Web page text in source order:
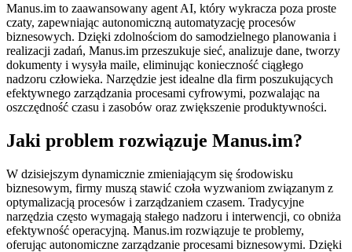
Manus.im to zaawansowany agent AI, który wykracza poza proste
czaty, zapewniając autonomiczną automatyzację procesów
biznesowych. Dzięki zdolnościom do samodzielnego planowania i
realizacji zadań, Manus.im przeszukuje sieć, analizuje dane, tworzy
dokumenty i wysyła maile, eliminując konieczność ciągłego
nadzoru człowieka. Narzędzie jest idealne dla firm poszukujących
efektywnego zarządzania procesami cyfrowymi, pozwalając na
oszczędność czasu i zasobów oraz zwiększenie produktywności.
Jaki problem rozwiązuje Manus.im?
W dzisiejszym dynamicznie zmieniającym się środowisku
biznesowym, firmy muszą stawić czoła wyzwaniom związanym z
optymalizacją procesów i zarządzaniem czasem. Tradycyjne
narzędzia często wymagają stałego nadzoru i interwencji, co obniża
efektywność operacyjną. Manus.im rozwiązuje te problemy,
oferując autonomiczne zarządzanie procesami biznesowymi. Dzięki